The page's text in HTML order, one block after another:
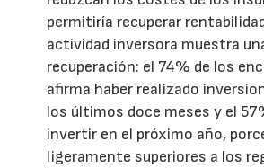
permitiría recuperar
actividad inversora muestra
recuperación: el 74% de los
afirma haber realizado
los últimos doce meses y el
invertir en el próximo año,
ligeramente superiores a los